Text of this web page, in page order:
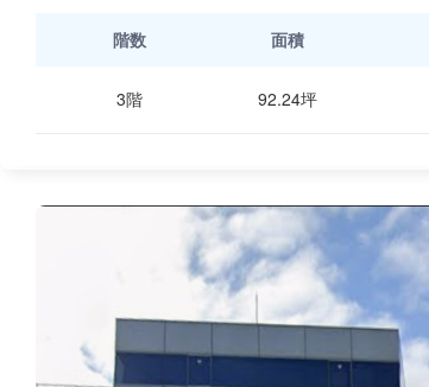
階数 面積
3階 92.24坪